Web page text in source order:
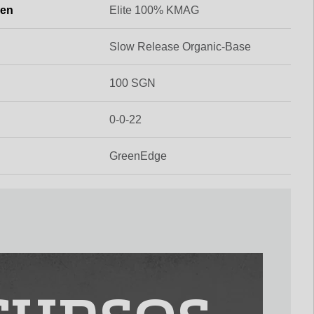
Elite 100% KMAG
Slow Release Organic-Base
100 SGN
0-0-22
GreenEdge